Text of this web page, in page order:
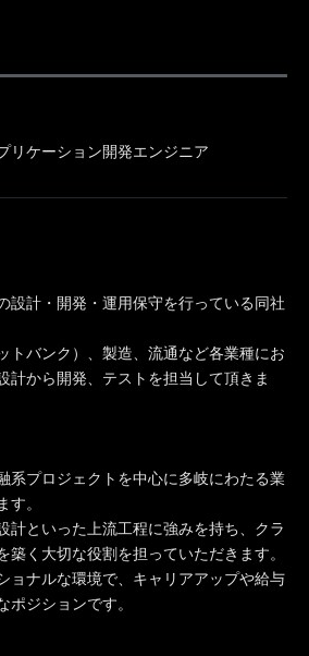
リケーション開発エンジニア
設計・開発・運用保守を行っている同社
トバンク）、製造、流通など各業種にお
計から開発、テストを担当して頂きま
系プロジェクトを中心に多岐にわたる業
す。
計といった上流工程に強みを持ち、クラ
築く大切な役割を担っていただきます。
ョナルな環境で、キャリアアップや給与
ポジションです。